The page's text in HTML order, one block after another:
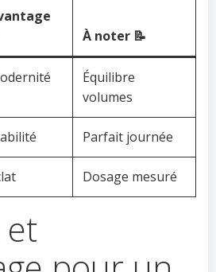
À noter 📝
Équilibre
volumes
Parfait journée
Dosage mesuré